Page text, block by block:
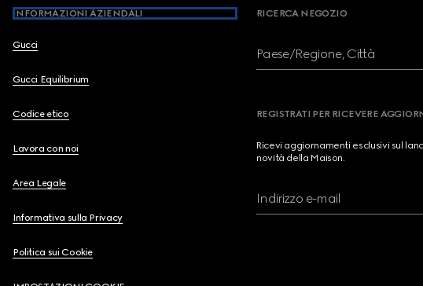
INFORMAZIONI AZIENDALI
Gucci
Gucci Equilibrium
Codice etico
Lavora con noi
Area Legale
Informativa sulla Privacy
Politica sui Cookie
RICERCA NEGOZIO
Paese/Regione, Città
REGISTRATI PER RICEVERE
Ricevi aggiornamenti esclusivi sul
novità della Maison.
Indirizzo e-mail